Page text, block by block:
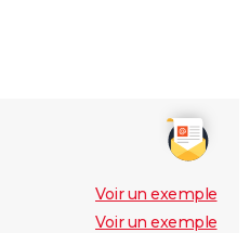
Voir un exemple
Voir un exemple